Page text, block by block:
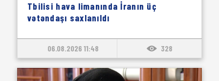
Tbilisi hava limanında İranın üç
vətəndaşı saxlanıldı
06.08.2026 11:48 328